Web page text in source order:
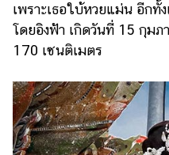
เพราะเธอใบ้หวยแม่น อีกทั้
โดยอิงฟ้า เกิดวันที่ 15 กุม
170 เซนติเมตร